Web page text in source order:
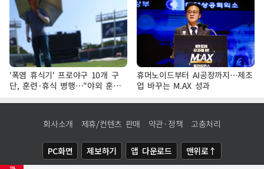
'폭염 휴식기' 프로야구 10개 구
단, 훈련·휴식 병행…"야외 훈련
해도 안전 최우선"
휴머노이드부터 AI공장까지…제조
업 바꾸는 M.AX 성과
회사소개 제휴/컨텐츠 판매 약관·정책 고충처리
PC화면 제보하기 앱 다운로드 맨위로↑